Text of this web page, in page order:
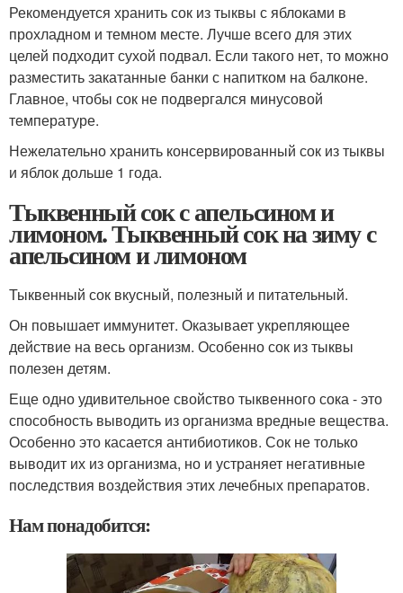
Рекомендуется хранить сок из тыквы с яблоками в
прохладном и темном месте. Лучше всего для этих
целей подходит сухой подвал. Если такого нет, то можно
разместить закатанные банки с напитком на балконе.
Главное, чтобы сок не подвергался минусовой
температуре.
Нежелательно хранить консервированный сок из тыквы
и яблок дольше 1 года.
Тыквенный сок с апельсином и
лимоном. Тыквенный сок на зиму с
апельсином и лимоном
Тыквенный сок вкусный, полезный и питательный.
Он повышает иммунитет. Оказывает укрепляющее
действие на весь организм. Особенно сок из тыквы
полезен детям.
Еще одно удивительное свойство тыквенного сока - это
способность выводить из организма вредные вещества.
Особенно это касается антибиотиков. Сок не только
выводит их из организма, но и устраняет негативные
последствия воздействия этих лечебных препаратов.
Нам понадобится: